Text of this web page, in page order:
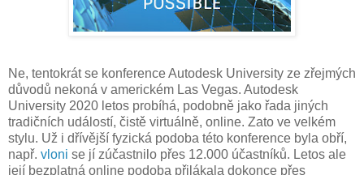
Ne, tentokrát se konference Autodesk University ze zřejmých
důvodů nekoná v americkém Las Vegas. Autodesk
University 2020 letos probíhá, podobně jako řada jiných
tradičních událostí, čistě virtuálně, online. Zato ve velkém
stylu. Už i dřívější fyzická podoba této konference byla obří,
např. vloni se jí zúčastnilo přes 12.000 účastníků. Letos ale
její bezplatná online podoba přilákala dokonce přes